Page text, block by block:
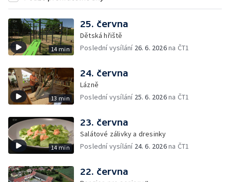
14 min
25. června
Dětská hřiště
Poslední vysílání 26. 6. 2026na ČT1
13 min
24. června
Lázně
Poslední vysílání 25. 6. 2026na ČT1
14 min
23. června
Salátové zálivky a dresinky
Poslední vysílání 24. 6. 2026na ČT1
22. června